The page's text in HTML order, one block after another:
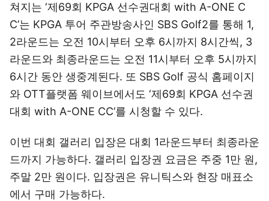
쳐지는 ‘제69회 KPGA 선수권대회 with A-ONE C
C’는 KPGA 투어 주관방송사인 SBS Golf2를 통해 1,
2라운드는 오전 10시부터 오후 6시까지 8시간씩, 3
라운드와 최종라운드는 오전 11시부터 오후 5시까지
6시간 동안 생중계된다. 또 SBS Golf 공식 홈페이지
와 OTT플랫폼 웨이브에서도 ‘제69회 KPGA 선수권
대회 with A-ONE CC’를 시청할 수 있다.
이번 대회 갤러리 입장은 대회 1라운드부터 최종라운
드까지 가능하다. 갤러리 입장권 요금은 주중 1만 원,
주말 2만 원이다. 입장권은 유니틱스와 현장 매표소
에서 구매 가능하다.